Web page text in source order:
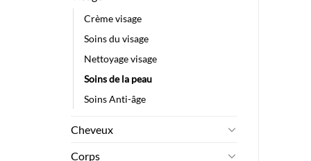
Crème visage
Soins du visage
Nettoyage visage
Soins de la peau
Soins Anti-âge
Cheveux
Corps